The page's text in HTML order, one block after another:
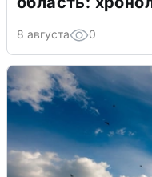
8 августа 0